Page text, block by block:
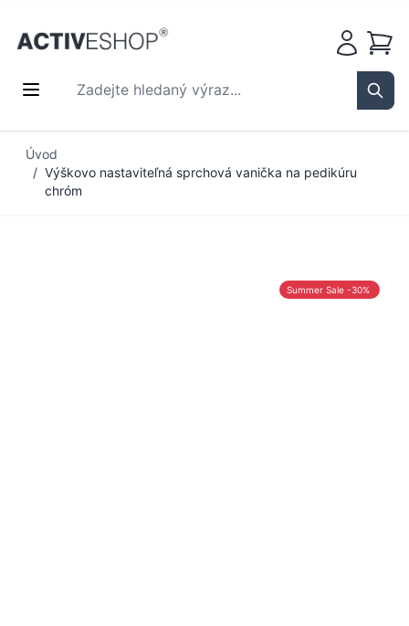
Zadejte hledaný výraz...
Košík
Úvod
/ Výškovo nastaviteľná sprchová vanička na pedikúru
chróm
Summer Sale -30%